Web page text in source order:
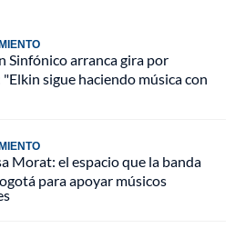
Sinfónico arranca gira por
sigue haciendo música con
Morat: el espacio que la banda
para apoyar músicos